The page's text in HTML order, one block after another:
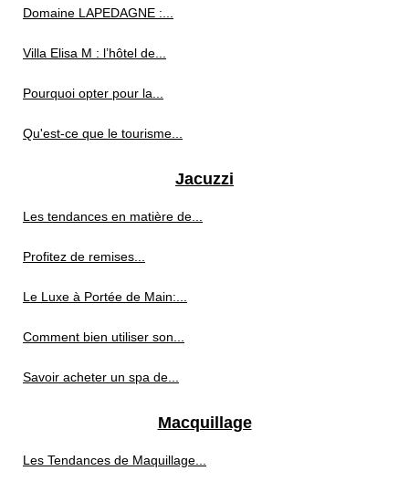
Domaine LAPEDAGNE :...
Villa Elisa M : l’hôtel de...
Pourquoi opter pour la...
Qu'est-ce que le tourisme...
Jacuzzi
Les tendances en matière de...
Profitez de remises...
Le Luxe à Portée de Main:...
Comment bien utiliser son...
Savoir acheter un spa de...
Macquillage
Les Tendances de Maquillage...